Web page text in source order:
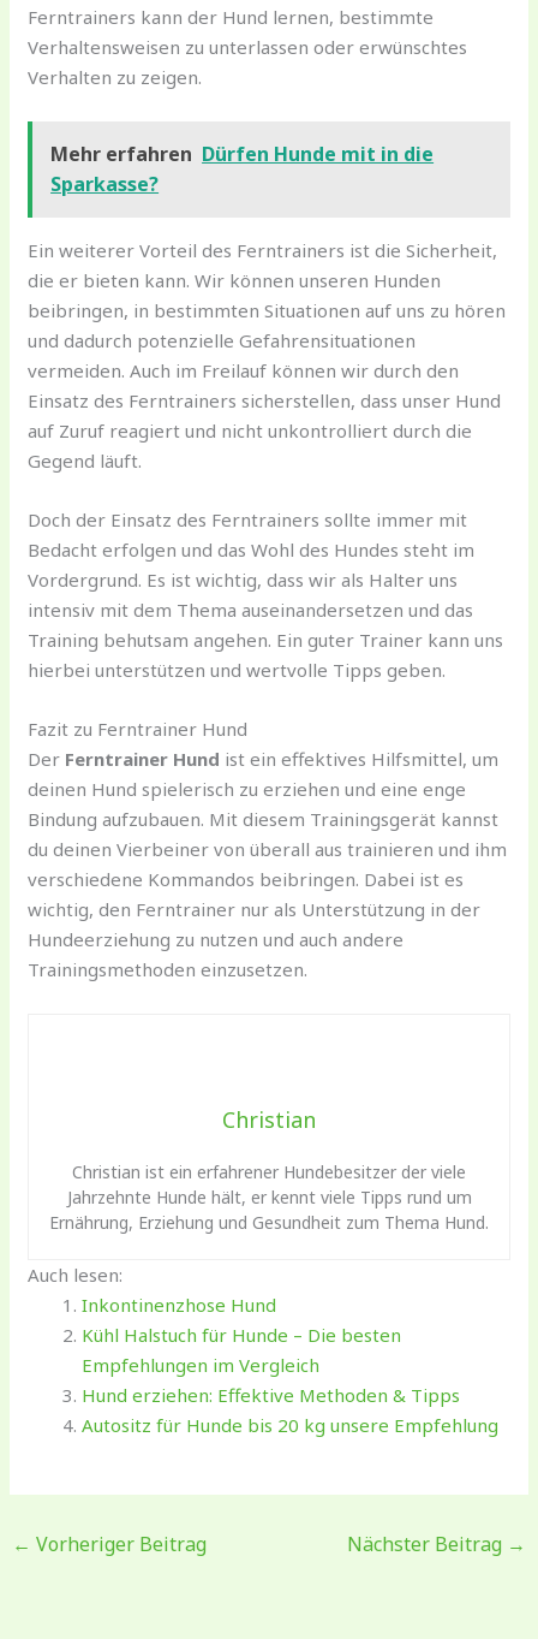
Ferntrainers kann der Hund lernen, bestimmte
Verhaltensweisen zu unterlassen oder erwünschtes
Verhalten zu zeigen.
Mehr erfahren Dürfen Hunde mit in die
Sparkasse?
Ein weiterer Vorteil des Ferntrainers ist die Sicherheit,
die er bieten kann. Wir können unseren Hunden
beibringen, in bestimmten Situationen auf uns zu hören
und dadurch potenzielle Gefahrensituationen
vermeiden. Auch im Freilauf können wir durch den
Einsatz des Ferntrainers sicherstellen, dass unser Hund
auf Zuruf reagiert und nicht unkontrolliert durch die
Gegend läuft.
Doch der Einsatz des Ferntrainers sollte immer mit
Bedacht erfolgen und das Wohl des Hundes steht im
Vordergrund. Es ist wichtig, dass wir als Halter uns
intensiv mit dem Thema auseinandersetzen und das
Training behutsam angehen. Ein guter Trainer kann uns
hierbei unterstützen und wertvolle Tipps geben.
Fazit zu Ferntrainer Hund
Der Ferntrainer Hund ist ein effektives Hilfsmittel, um
deinen Hund spielerisch zu erziehen und eine enge
Bindung aufzubauen. Mit diesem Trainingsgerät kannst
du deinen Vierbeiner von überall aus trainieren und ihm
verschiedene Kommandos beibringen. Dabei ist es
wichtig, den Ferntrainer nur als Unterstützung in der
Hundeerziehung zu nutzen und auch andere
Trainingsmethoden einzusetzen.
Christian
Christian ist ein erfahrener Hundebesitzer der viele
Jahrzehnte Hunde hält, er kennt viele Tipps rund um
Ernährung, Erziehung und Gesundheit zum Thema Hund.
Auch lesen:
Inkontinenzhose Hund
Kühl Halstuch für Hunde – Die besten
Empfehlungen im Vergleich
Hund erziehen: Effektive Methoden & Tipps
Autositz für Hunde bis 20 kg unsere Empfehlung
← Vorheriger Beitrag Nächster Beitrag →